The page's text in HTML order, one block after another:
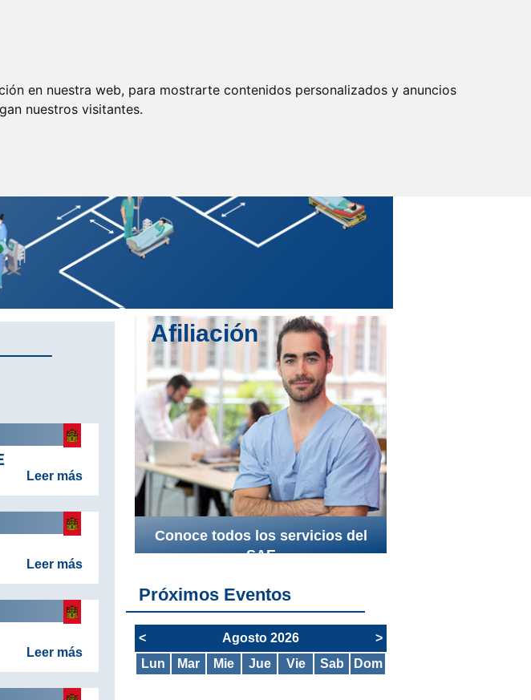
en nuestra web, para mostrarte contenidos personalizados y anuncios
nuestros visitantes.
Leer más
Leer más
Leer más
Afiliación
Conoce todos los servicios del
SAE
Próximos Eventos
< Agosto 2026
>
Lun
Mar Mie Jue Vie Sab Dom